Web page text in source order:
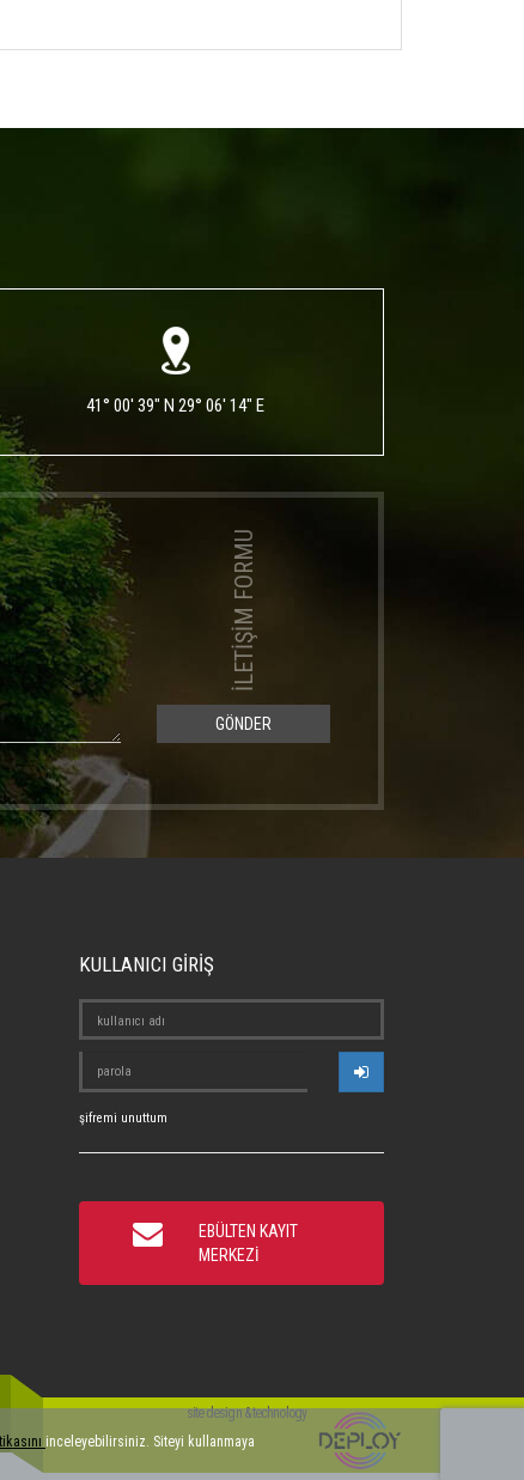
41° 00' 39" N 29° 06' 14" E
İLETİŞİM FORMU
GÖNDER
KULLANICI GİRİŞ
şifremi unuttum
EBÜLTEN KAYIT
MERKEZİ
site design & technology
inceleyebilirsiniz. Siteyi kullanmaya